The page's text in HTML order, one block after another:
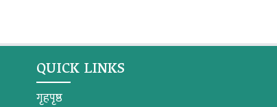
QUICK LINKS
गृहपृष्ठ